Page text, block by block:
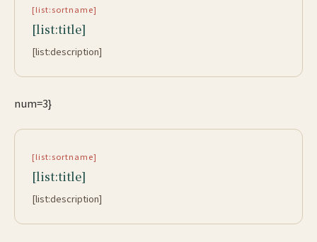
[list:sortname]
[list:title]
[list:description]
num=3}
[list:sortname]
[list:title]
[list:description]